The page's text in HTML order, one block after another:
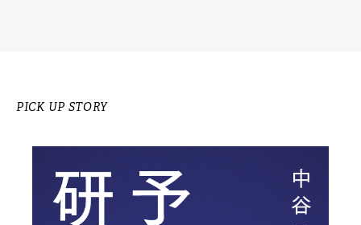
PICK UP STORY